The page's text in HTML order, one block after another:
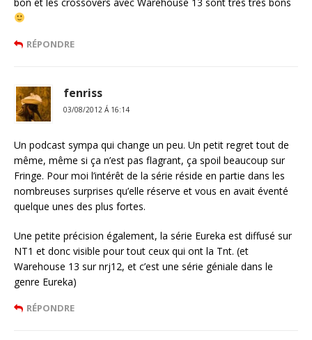
RÉPONDRE
fenriss
03/08/2012 Á 16:14
Un podcast sympa qui change un peu. Un petit regret tout de
même, même si ça n’est pas flagrant, ça spoil beaucoup sur
Fringe. Pour moi l’intérêt de la série réside en partie dans les
nombreuses surprises qu’elle réserve et vous en avait éventé
quelque unes des plus fortes.
Une petite précision également, la série Eureka est diffusé sur
NT1 et donc visible pour tout ceux qui ont la Tnt. (et
Warehouse 13 sur nrj12, et c’est une série géniale dans le
genre Eureka)
RÉPONDRE